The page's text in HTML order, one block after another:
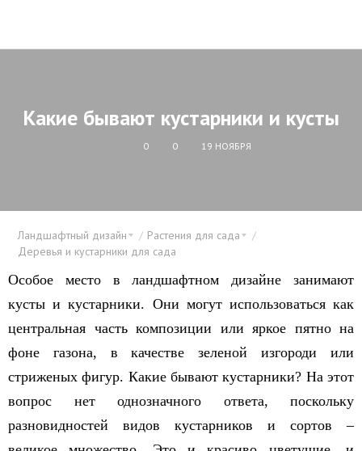
Какие бывают кустарники и кусты
0 0 19 НОЯБРЯ
Ландшафтный дизайн
Растения для сада
Деревья и кустарники для сада
Особое место в ландшафтном дизайне занимают
кусты и кустарники. Они могут использоваться как
центральная часть композиции или яркое пятно на
фоне газона, в качестве зеленой изгороди или
стриженых фигур. Какие бывают кустарники? На этот
вопрос нет однозначного ответа, поскольку
разновидностей видов кустарников и сортов –